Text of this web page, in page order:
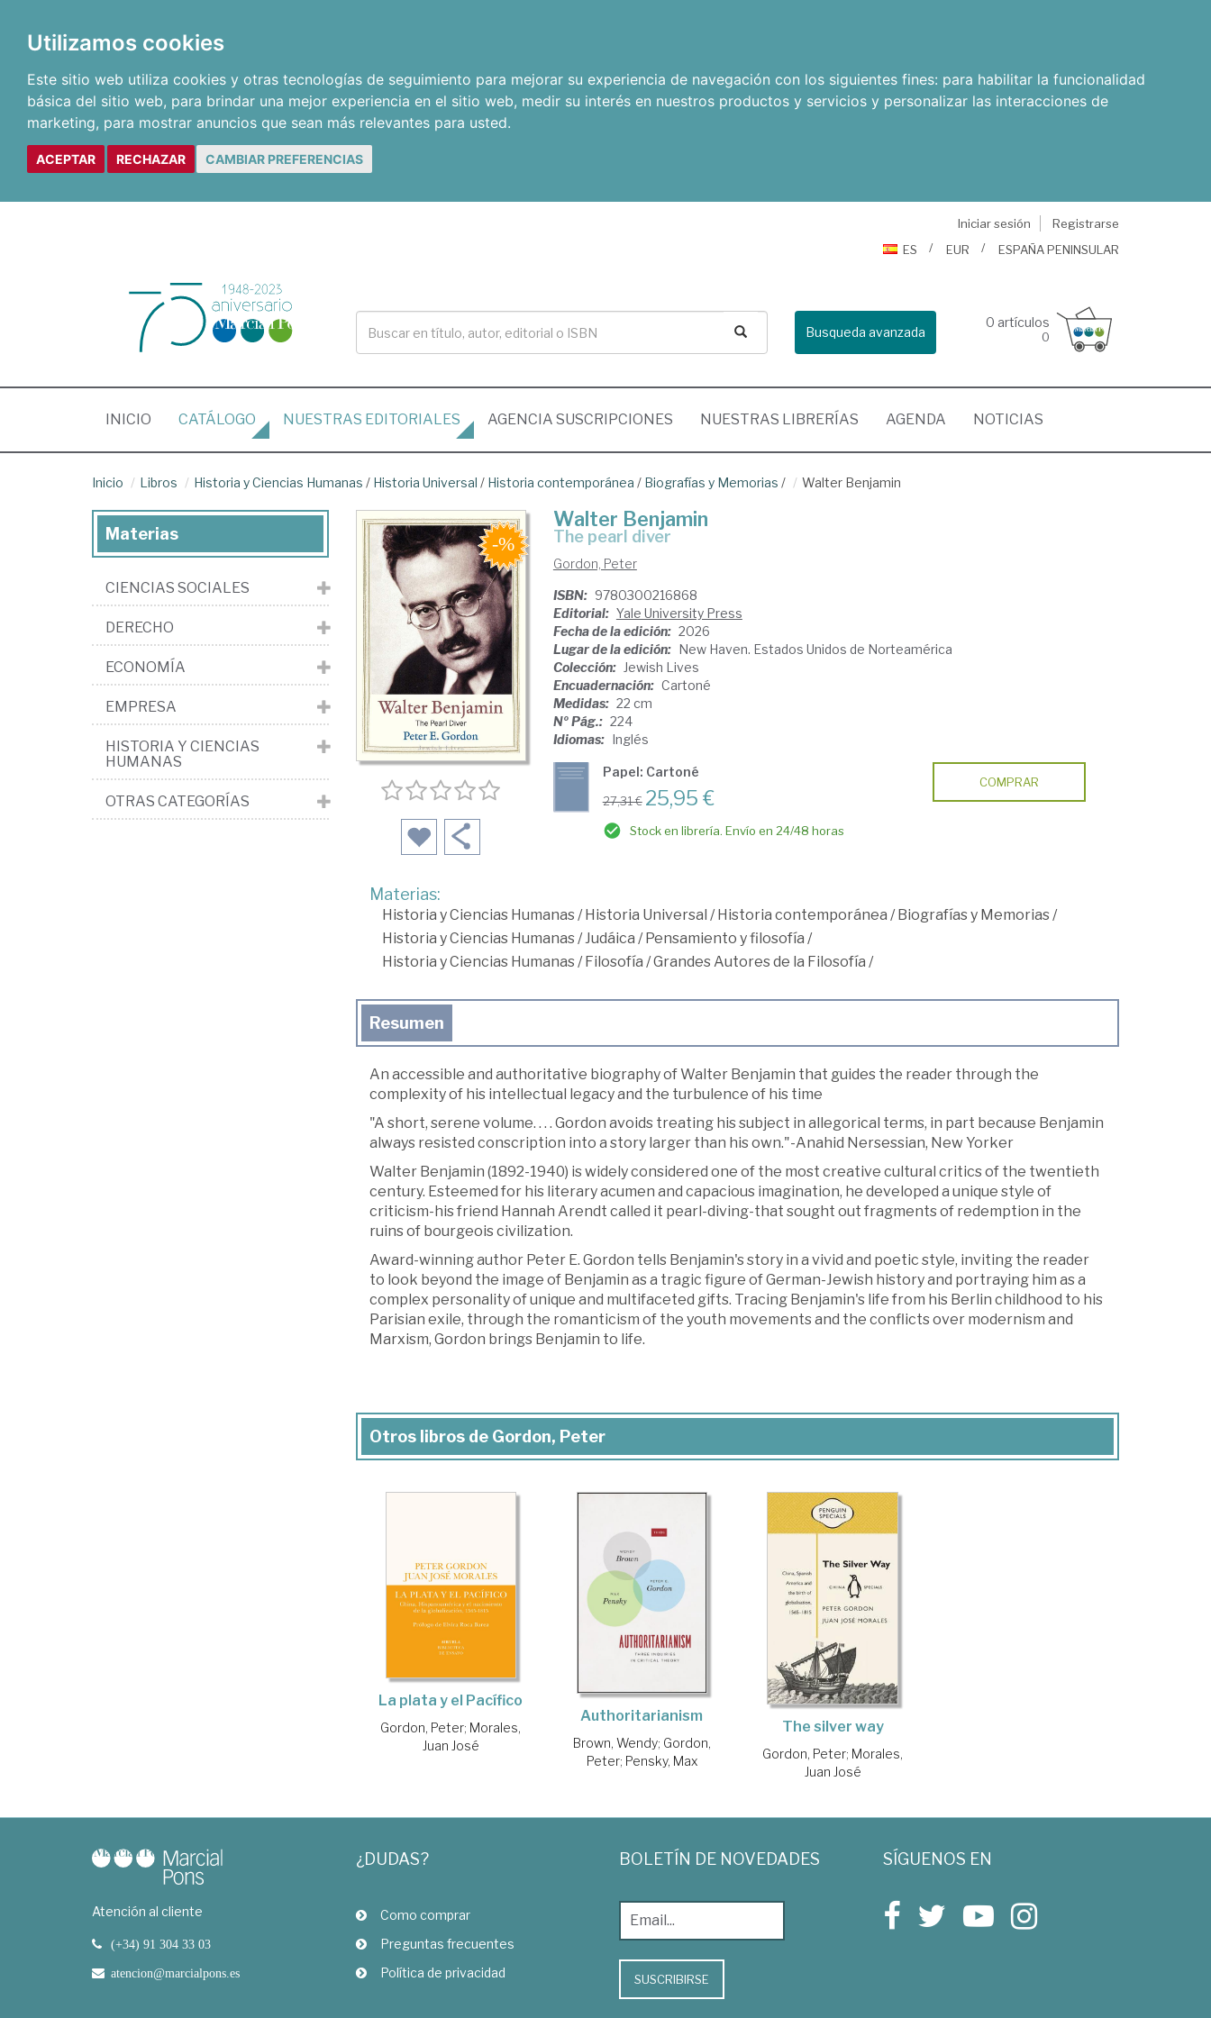
Utilizamos cookies
Este sitio web utiliza cookies y otras tecnologías de seguimiento para mejorar su experiencia de navegación con los siguientes fines: para habilitar la funcionalidad
básica del sitio web, para brindar una mejor experiencia en el sitio web, medir su interés en nuestros productos y servicios y personalizar las interacciones de
marketing, para mostrar anuncios que sean más relevantes para usted.
ACEPTAR RECHAZAR CAMBIAR PREFERENCIAS
Iniciar sesión
Registrarse
ES
EUR ESPAÑA PENINSULAR
Busqueda avanzada
0 artículos
0
INICIO (CURRENT)
CATÁLOGO NUESTRAS EDITORIALES AGENCIA SUSCRIPCIONES NUESTRAS LIBRERÍAS AGENDA NOTICIAS
Inicio Libros Historia y Ciencias Humanas / Historia Universal / Historia contemporánea / Biografías y Memorias / Walter Benjamin
Walter Benjamin
the pearl diver
Gordon, Peter
ISBN: 9780300216868
Editorial: Yale University Press
Fecha de la edición: 2026
Lugar de la edición: New Haven. Estados Unidos de Norteamérica
Colección: Jewish Lives
Encuadernación: Cartoné
Medidas: 22 cm
Nº Pág.: 224
Idiomas: Inglés
Papel: Cartoné
27,31 € 25,95 €
Stock en librería. Envío en 24/48 horas
COMPRAR
Materias:
Historia y Ciencias Humanas/ Historia Universal / Historia contemporánea / Biografías y Memorias/
Historia y Ciencias Humanas/Judáica / Pensamiento y filosofía /
Historia y Ciencias Humanas/ Filosofía /Grandes Autores de la Filosofía /
Resumen
An accessible and authoritative biography of Walter Benjamin that guides the reader through the
complexity of his intellectual legacy and the turbulence of his time
"A short, serene volume. . . . Gordon avoids treating his subject in allegorical terms, in part because Benjamin
always resisted conscription into a story larger than his own."-Anahid Nersessian, New Yorker
Walter Benjamin (1892-1940) is widely considered one of the most creative cultural critics of the twentieth
century. Esteemed for his literary acumen and capacious imagination, he developed a unique style of
criticism-his friend Hannah Arendt called it pearl-diving-that sought out fragments of redemption in the
ruins of bourgeois civilization.
Award-winning author Peter E. Gordon tells Benjamin's story in a vivid and poetic style, inviting the reader
to look beyond the image of Benjamin as a tragic figure of German-Jewish history and portraying him as a
complex personality of unique and multifaceted gifts. Tracing Benjamin's life from his Berlin childhood to his
Parisian exile, through the romanticism of the youth movements and the conflicts over modernism and
Marxism, Gordon brings Benjamin to life.
Otros libros de Gordon, Peter
La plata y el Pacífico
Gordon, Peter; Morales,
Juan José
Authoritarianism
Brown, Wendy; Gordon,
Peter; Pensky, Max
The silver way
Gordon, Peter; Morales,
Juan José
Materias
CIENCIAS SOCIALES
DERECHO
ECONOMÍA
EMPRESA
HISTORIA Y CIENCIAS
HUMANAS
OTRAS CATEGORÍAS
Atención al cliente
(+34) 91 304 33 03
atencion@marcialpons.es
¿DUDAS?
Como comprar
Preguntas frecuentes
Política de privacidad
BOLETÍN DE NOVEDADES
SUSCRIBIRSE
SÍGUENOS EN